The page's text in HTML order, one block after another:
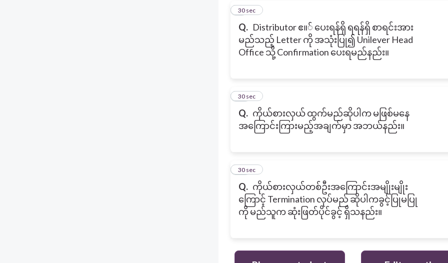
Q. Distributor ဧ။် ပေးရန်ရှိ ရရန်ရှိ စာရင်းအား
မည်သည့် Letter ကို အသုံးပြု၍ Unilever Head
Office သို့ Confirmation ပေးရမည်နည်း။
9
30 sec
Q. ကိုယ်စားလှယ် ထွက်မည်ဆိုပါက မဖြစ်မနေ
အကြောင်းကြားမည့်အချက်မှာ အဘယ်နည်း။
10
30 sec
Q. ကိုယ်စားလှယ်တစ်ဦးအကြောင်းအမျိုးမျိုး
ကြောင့် Termination လုပ်မည် ဆိုပါကခွင့်ပြုမပြု
ကို မည်သူက ဆုံးဖြတ်ပိုင်ခွင့် ရှိသနည်း။
11
30 sec